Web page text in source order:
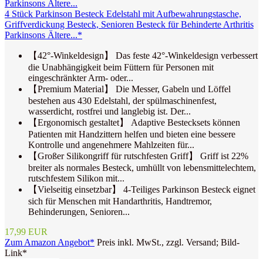
4 Stück Parkinson Besteck Edelstahl mit Aufbewahrungstasche,
Griffverdickung Besteck, Senioren Besteck für Behinderte Arthritis
Parkinsons Ältere...*
【42°-Winkeldesign】 Das feste 42°-Winkeldesign verbessert
die Unabhängigkeit beim Füttern für Personen mit
eingeschränkter Arm- oder...
【Premium Material】 Die Messer, Gabeln und Löffel
bestehen aus 430 Edelstahl, der spülmaschinenfest,
wasserdicht, rostfrei und langlebig ist. Der...
【Ergonomisch gestaltet】 Adaptive Bestecksets können
Patienten mit Handzittern helfen und bieten eine bessere
Kontrolle und angenehmere Mahlzeiten für...
【Großer Silikongriff für rutschfesten Griff】 Griff ist 22%
breiter als normales Besteck, umhüllt von lebensmittelechtem,
rutschfestem Silikon mit...
【Vielseitig einsetzbar】 4-Teiliges Parkinson Besteck eignet
sich für Menschen mit Handarthritis, Handtremor,
Behinderungen, Senioren...
17,99 EUR
Zum Amazon Angebot* Preis inkl. MwSt., zzgl. Versand; Bild-
Link*